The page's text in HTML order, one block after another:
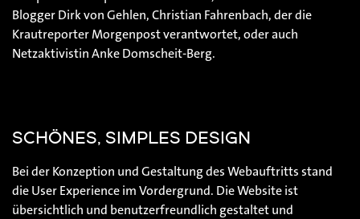
Blogger Dirk von Gehlen, Christian Fahrenbach, der die
Krautreporter Morgenpost verantwortet, oder auch
Netzaktivistin Anke Domscheit-Berg.
SCHÖNES, SIMPLES DESIGN
Bei der Konzeption und Gestaltung des Webauftritts stand
die User Experience im Vordergrund. Die Website ist
übersichtlich und benutzerfreundlich gestaltet und